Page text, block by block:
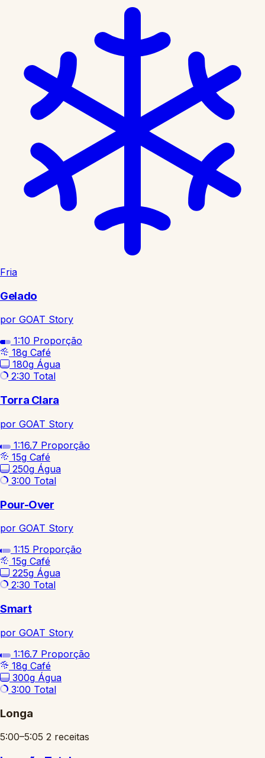
Fria
Gelado
por GOAT Story
1:10 Proporção
18g Café
180g Água
2:30 Total
Torra Clara
por GOAT Story
1:16.7 Proporção
15g Café
250g Água
3:00 Total
Pour-Over
por GOAT Story
1:15 Proporção
15g Café
225g Água
2:30 Total
Smart
por GOAT Story
1:16.7 Proporção
18g Café
300g Água
3:00 Total
Longa
5:00–5:05 2 receitas